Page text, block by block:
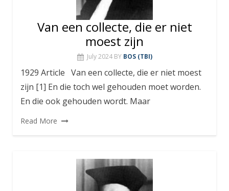
Van een collecte, die er niet
moest zijn
July 2024 BY BOS (TBI)
1929 Article Van een collecte, die er niet moest
zijn [1] En die toch wel gehouden moet worden.
En die ook gehouden wordt. Maar
Read More